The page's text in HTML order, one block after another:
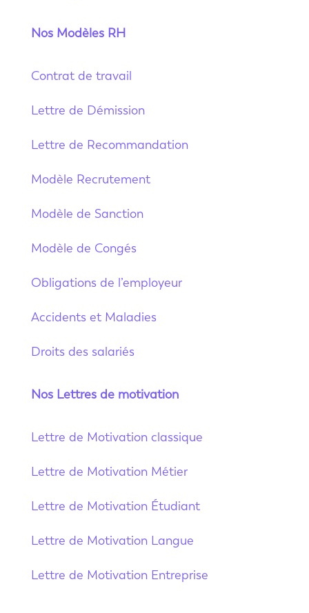
Nos Modèles RH
Contrat de travail
Lettre de Démission
Lettre de Recommandation
Modèle Recrutement
Modèle de Sanction
Modèle de Congés
Obligations de l’employeur
Accidents et Maladies
Droits des salariés
Nos Lettres de motivation
Lettre de Motivation classique
Lettre de Motivation Métier
Lettre de Motivation Étudiant
Lettre de Motivation Langue
Lettre de Motivation Entreprise